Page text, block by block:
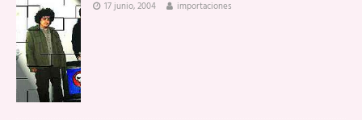
17 junio, 2004 importaciones